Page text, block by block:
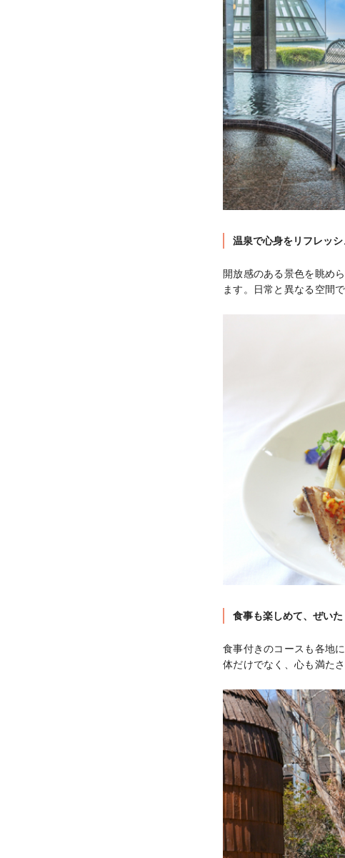
温泉で心身をリフレッシ
開放感のある景色を眺め
ます。日常と異なる空間
食事も楽しめて、ぜい
食事付きのコースも各地
体だけでなく、心も満た